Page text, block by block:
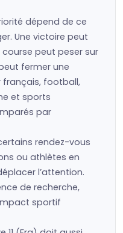
dépend de ce
Une victoire peut
peut peser sur
fermer une
français, football,
et sports
par
rendez-vous
ou athlètes en
l’attention.
de recherche,
sportif